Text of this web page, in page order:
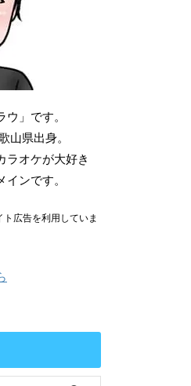
」です。
山県出身。
ラオケが大好き
ンです。
広告を利用していま